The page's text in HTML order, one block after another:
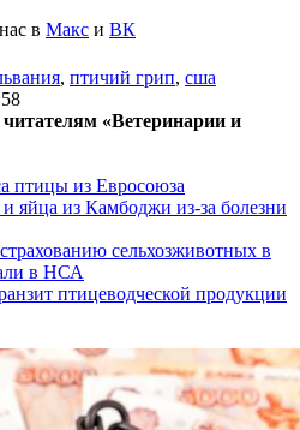
в Макс и ВК
, птичий грип, сша
«Ветеринарии и
птицы из Евросоюза
яйца из Камбоджи из-за болезни
сельхозживотных в
в НСА
птицеводческой продукции